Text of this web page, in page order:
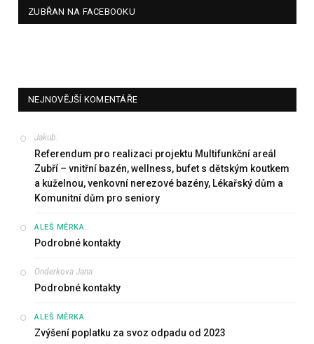
ZUBŘAN NA FACEBOOKU
NEJNOVĚJŠÍ KOMENTÁŘE
Jakub:
Referendum pro realizaci projektu Multifunkční areál
Zubří – vnitřní bazén, wellness, bufet s dětským koutkem
a kuželnou, venkovní nerezové bazény, Lékařský dům a
Komunitní dům pro seniory
ALEŠ MĚRKA:
Podrobné kontakty
Onderkova Jana:
Podrobné kontakty
ALEŠ MĚRKA:
Zvýšení poplatku za svoz odpadu od 2023